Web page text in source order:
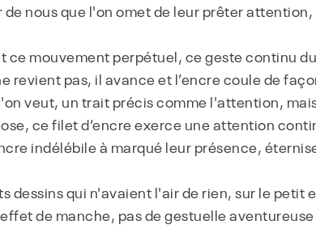
nous que l'on omet de leur prêter
ce mouvement perpétuel, ce geste continu
revient pas, il avance et l’encre coule de
veut, un trait précis comme l'attention,
ce filet d’encre exerce une attention
indélébile à marqué leur présence,
dessins qui n'avaient l'air de rien, sur le petit
de manche, pas de gestuelle